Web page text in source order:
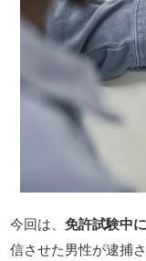
今回は、免許試験中
信させた男性が逮捕